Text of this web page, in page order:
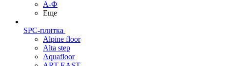
А-Ф
Еще
SPC-плитка
Alpine floor
Alta step
Aquafloor